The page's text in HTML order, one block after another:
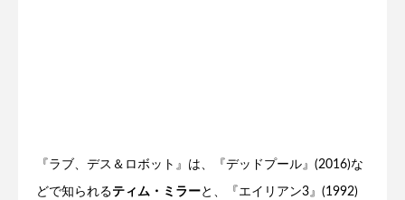
『ラブ、デス＆ロボット』は、『デッドプール』(2016)な
どで知られるティム・ミラーと、『エイリアン3』(1992)